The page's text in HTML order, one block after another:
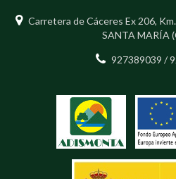
Carretera de Cáceres Ex 206,
SANTA MARÍA
927389039 /